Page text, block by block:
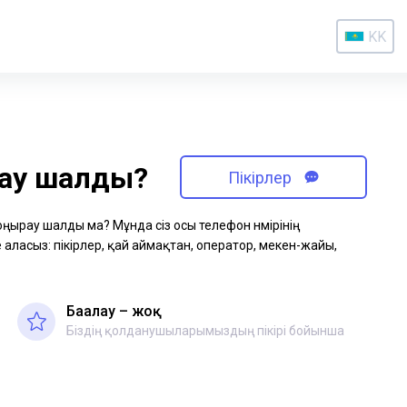
KK
шалды? Пікірлер
шалды ма? Мұнда сіз осы телефон нөмірінің
пікірлер, қай аймақтан, оператор, мекен-жайы,
Бағалау – жоқ
Біздің қолданушыларымыздың пікірі бойынша